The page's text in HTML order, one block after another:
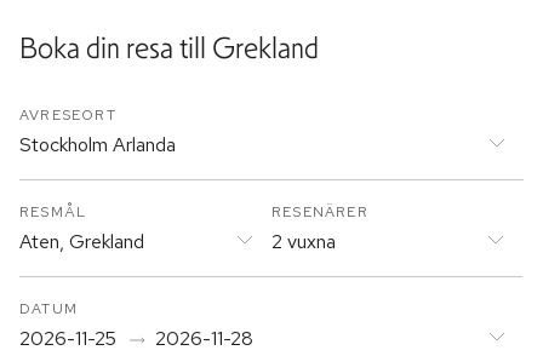
Boka din resa till Grekland
AVRESEORT
Stockholm Arlanda
RESMÅL
Aten, Grekland
DATUM
2026-11-25 2026-11-28
RESENÄRER
2 vuxna